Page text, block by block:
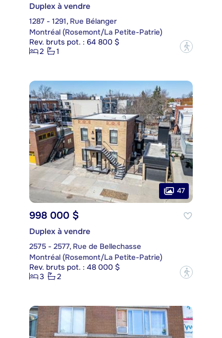
Duplex à vendre
1287 - 1291, Rue Bélanger
Montréal (Rosemont/La Petite-Patrie)
Rev. bruts pot. : 64 800 $
2
1 ?
47
998 000 $
Duplex à vendre
2575 - 2577, Rue de Bellechasse
Montréal (Rosemont/La Petite-Patrie)
Rev. bruts pot. : 48 000 $
3
2 ?